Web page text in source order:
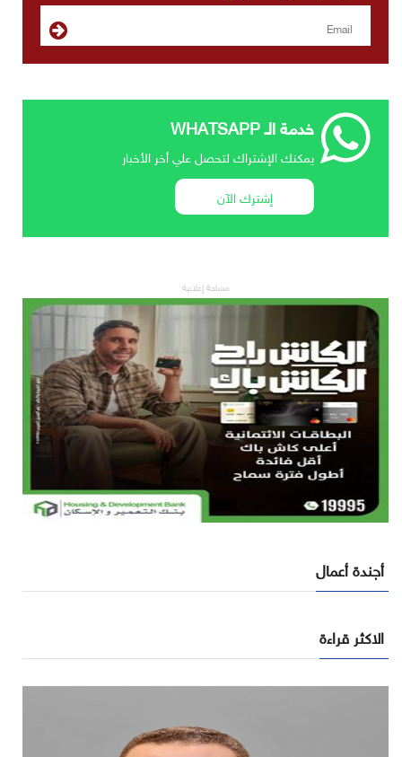
خدمة الـ WHATSAPP
يمكنك الإشتراك لتحصل علي أخر الأخبار
إشترك الآن
مساحة إعلانية
أجندة أعمال
الاكثر قراءة